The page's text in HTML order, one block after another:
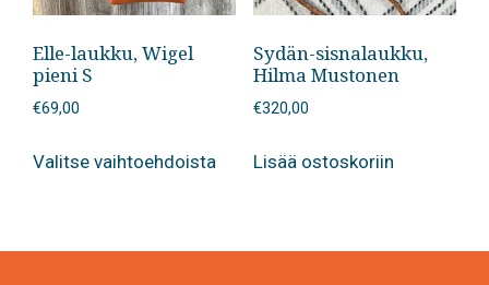
Elle-laukku, Wigel
pieni S
€69,00
Valitse vaihtoehdoistatuotteella
Sydän-sisnalaukku,
Hilma Mustonen
€320,00
Lisää ostoskoriin